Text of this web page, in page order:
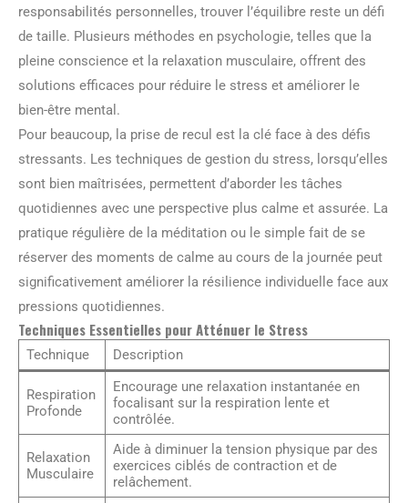
responsabilités personnelles, trouver l’équilibre reste un défi
de taille. Plusieurs méthodes en psychologie, telles que la
pleine conscience et la relaxation musculaire, offrent des
solutions efficaces pour réduire le stress et améliorer le
bien-être mental.
Pour beaucoup, la prise de recul est la clé face à des défis
stressants. Les techniques de gestion du stress, lorsqu’elles
sont bien maîtrisées, permettent d’aborder les tâches
quotidiennes avec une perspective plus calme et assurée. La
pratique régulière de la méditation ou le simple fait de se
réserver des moments de calme au cours de la journée peut
significativement améliorer la résilience individuelle face aux
pressions quotidiennes.
Techniques Essentielles pour Atténuer le Stress
Technique Description
Respiration
Profonde
Encourage une relaxation instantanée en
focalisant sur la respiration lente et
contrôlée.
Relaxation
Musculaire
Aide à diminuer la tension physique par des
exercices ciblés de contraction et de
relâchement.